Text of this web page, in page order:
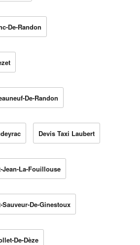
De-Randon
De-Randon
Devis Taxi Laubert
Jean-La-Fouillouse
De-Ginestoux
De-Dèze